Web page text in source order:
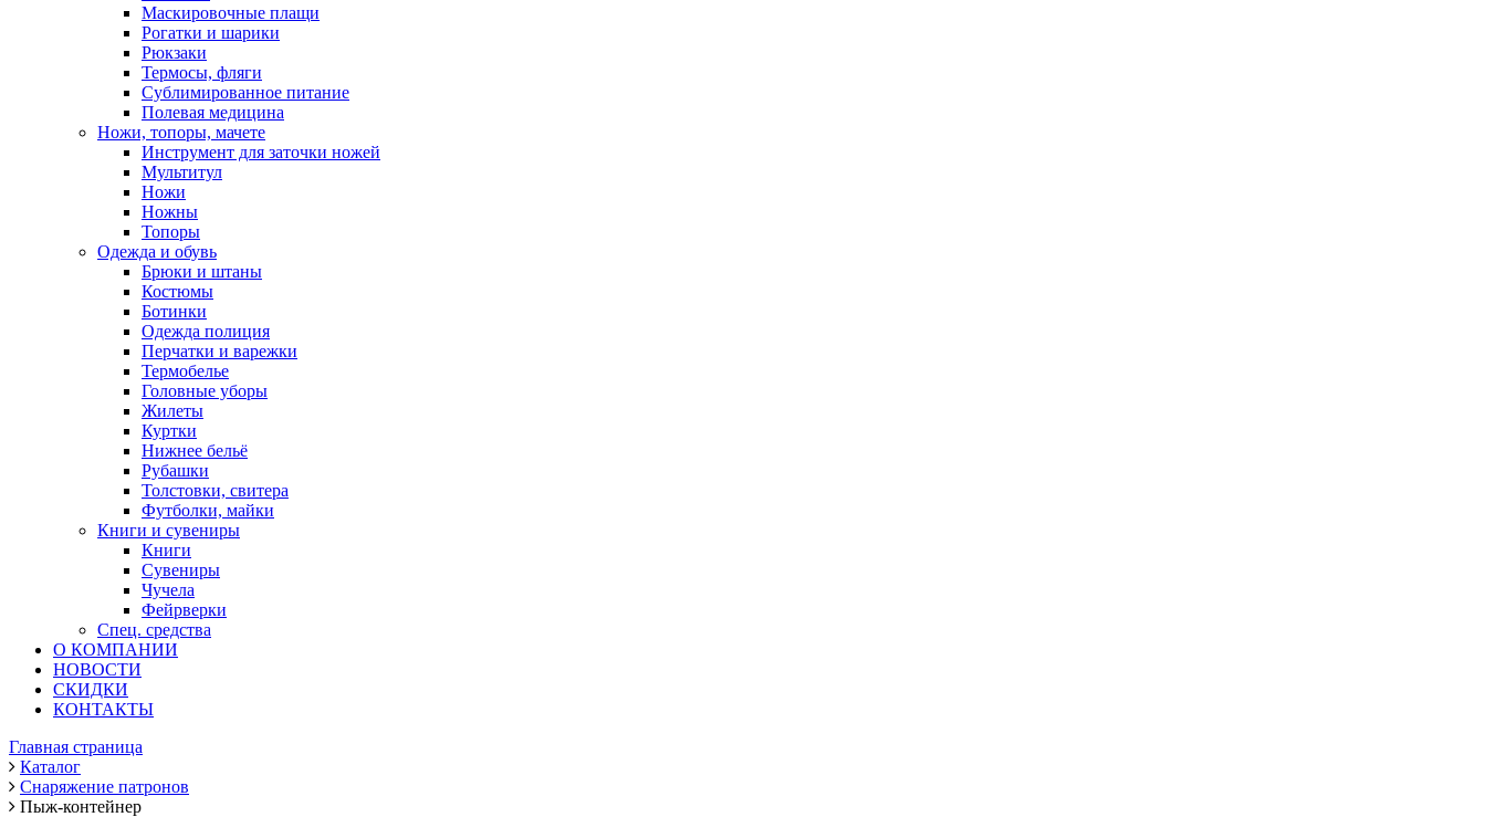
Маскировочные плащи
Рогатки и шарики
Рюкзаки
Термосы, фляги
Сублимированное питание
Полевая медицина
Ножи, топоры, мачете
Инструмент для заточки ножей
Мультитул
Ножи
Ножны
Топоры
Одежда и обувь
Брюки и штаны
Костюмы
Ботинки
Одежда полиция
Перчатки и варежки
Термобелье
Головные уборы
Жилеты
Куртки
Нижнее бельё
Рубашки
Толстовки, свитера
Футболки, майки
Книги и сувениры
Книги
Сувениры
Чучела
Фейрверки
Спец. средства
О КОМПАНИИ
НОВОСТИ
СКИДКИ
КОНТАКТЫ
Главная страница
Каталог
Снаряжение патронов
Пыж-контейнер